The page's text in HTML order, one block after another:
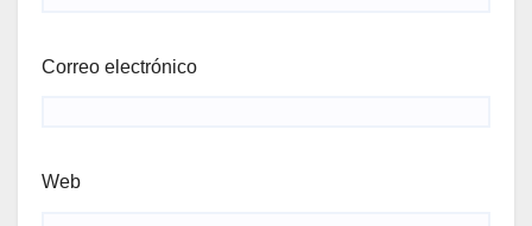
Correo electrónico
Web